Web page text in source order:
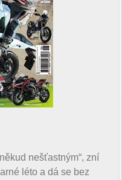
nešťastným“, zní
léto a dá se bez